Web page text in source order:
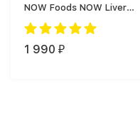
NOW Foods NOW Liver
Refresh 90 vcaps (90
капс.)
1 990 ₽